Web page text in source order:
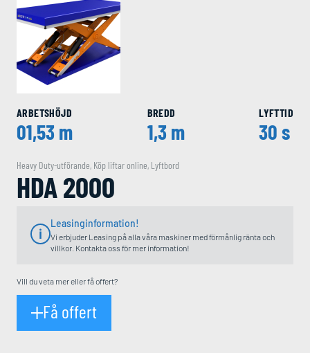
ARBETSHÖJD
01,53 m
BREDD
1,3 m
LYFTTID
30 s
Heavy Duty-utförande, Köp liftar online, Lyftbord
HDA 2000
Leasinginformation!
Vi erbjuder Leasing på alla våra maskiner med förmånlig ränta och
villkor. Kontakta oss för mer information!
Vill du veta mer eller få offert?
Få offert